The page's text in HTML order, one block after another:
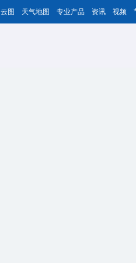
云图 天气地图 专业产品 资讯 视频